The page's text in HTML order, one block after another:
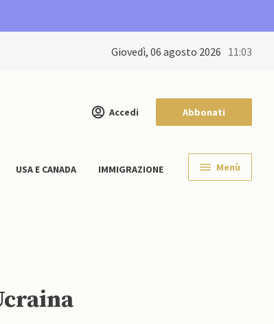
giovedì, 06 agosto 2026 11:03
Accedi Abbonati
USA E CANADA IMMIGRAZIONE Menù